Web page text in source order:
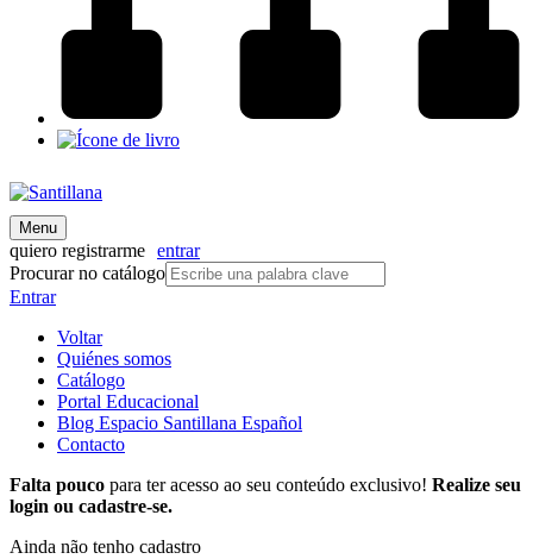
Menu
quiero registrarme entrar
Procurar no catálogo
Entrar
Voltar
Quiénes somos
Catálogo
Portal Educacional
Blog Espacio Santillana Español
Contacto
Falta pouco para ter acesso ao seu conteúdo exclusivo! Realize seu
login ou cadastre-se.
Ainda não tenho cadastro